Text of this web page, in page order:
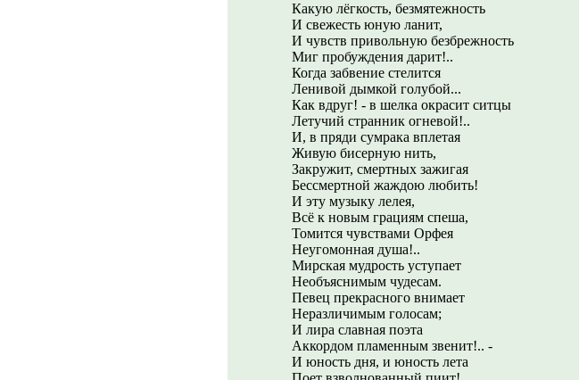
Какую лёгкость, безмятежность
И свежесть юную ланит,
И чувств привольную безбрежность
Миг пробуждения дарит!..
Когда забвение стелится
Ленивой дымкой голубой...
Как вдруг! - в шелка окрасит ситцы
Летучий странник огневой!..
И, в пряди сумрака вплетая
Живую бисерную нить,
Закружит, смертных зажигая
Бессмертной жаждою любить!
И эту музыку лелея,
Всё к новым грациям спеша,
Томится чувствами Орфея
Неугомонная душа!..
Мирская мудрость уступает
Необъяснимым чудесам.
Певец прекрасного внимает
Неразличимым голосам;
И лира славная поэта
Аккордом пламенным звенит!.. -
И юность дня, и юность лета